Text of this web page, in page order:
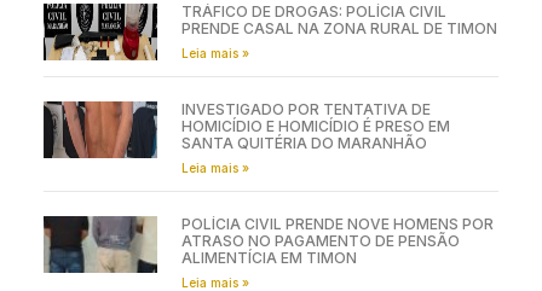
TRÁFICO DE DROGAS: POLÍCIA CIVIL
PRENDE CASAL NA ZONA RURAL DE TIMON
Leia mais »
INVESTIGADO POR TENTATIVA DE
HOMICÍDIO E HOMICÍDIO É PRESO EM
SANTA QUITÉRIA DO MARANHÃO
Leia mais »
POLÍCIA CIVIL PRENDE NOVE HOMENS POR
ATRASO NO PAGAMENTO DE PENSÃO
ALIMENTÍCIA EM TIMON
Leia mais »